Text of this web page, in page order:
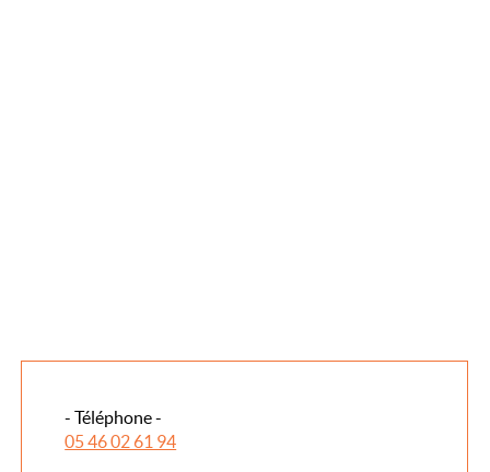
- Téléphone -
05 46 02 61 94